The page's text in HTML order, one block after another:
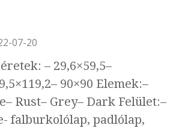
07-20
– 29,6×59,5–
90×90 Elemek:–
Rust– Grey– Dark Felület:–
falburkolólap, padlólap,